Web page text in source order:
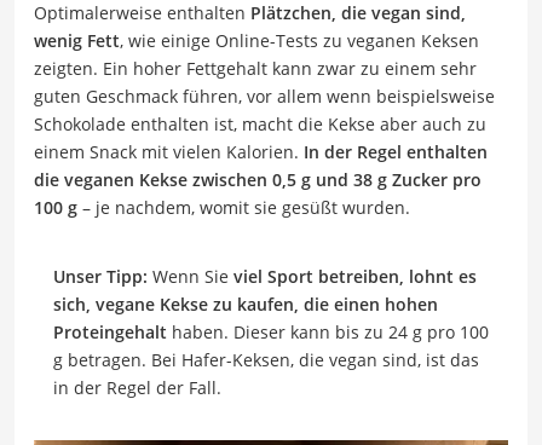
Optimalerweise enthalten Plätzchen, die vegan sind,
wenig Fett, wie einige Online-Tests zu veganen Keksen
zeigten. Ein hoher Fettgehalt kann zwar zu einem sehr
guten Geschmack führen, vor allem wenn beispielsweise
Schokolade enthalten ist, macht die Kekse aber auch zu
einem Snack mit vielen Kalorien. In der Regel enthalten
die veganen Kekse zwischen 0,5 g und 38 g Zucker pro
100 g – je nachdem, womit sie gesüßt wurden.
Unser Tipp: Wenn Sie viel Sport betreiben, lohnt es
sich, vegane Kekse zu kaufen, die einen hohen
Proteingehalt haben. Dieser kann bis zu 24 g pro 100
g betragen. Bei Hafer-Keksen, die vegan sind, ist das
in der Regel der Fall.